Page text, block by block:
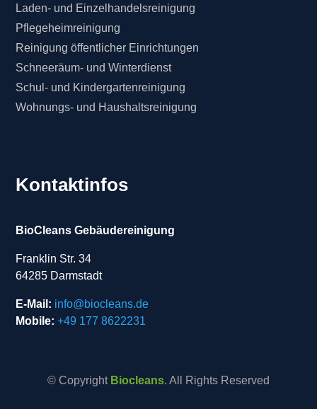
Laden- und Einzelhandelsreinigung
Pflegeheimreinigung
Reinigung öffentlicher Einrichtungen
Schneeräum- und Winterdienst
Schul- und Kindergartenreinigung
Wohnungs- und Haushaltsreinigung
Kontaktinfos
BioCleans Gebäudereinigung
Franklin Str. 34
64285 Darmstadt
E-Mail: info@biocleans.de
Mobile: +49 177 8622231
© Copyright Biocleans. All Rights Reserved